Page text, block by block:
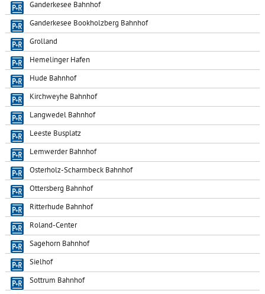
Ganderkesee Bahnhof
Ganderkesee Bookholzberg Bahnhof
Grolland
Hemelinger Hafen
Hude Bahnhof
Kirchweyhe Bahnhof
Langwedel Bahnhof
Leeste Busplatz
Lemwerder Bahnhof
Osterholz-Scharmbeck Bahnhof
Ottersberg Bahnhof
Ritterhude Bahnhof
Roland-Center
Sagehorn Bahnhof
Sielhof
Sottrum Bahnhof